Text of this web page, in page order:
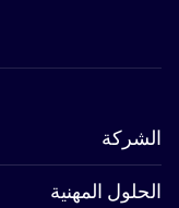
الشركة
الحلول المهنية